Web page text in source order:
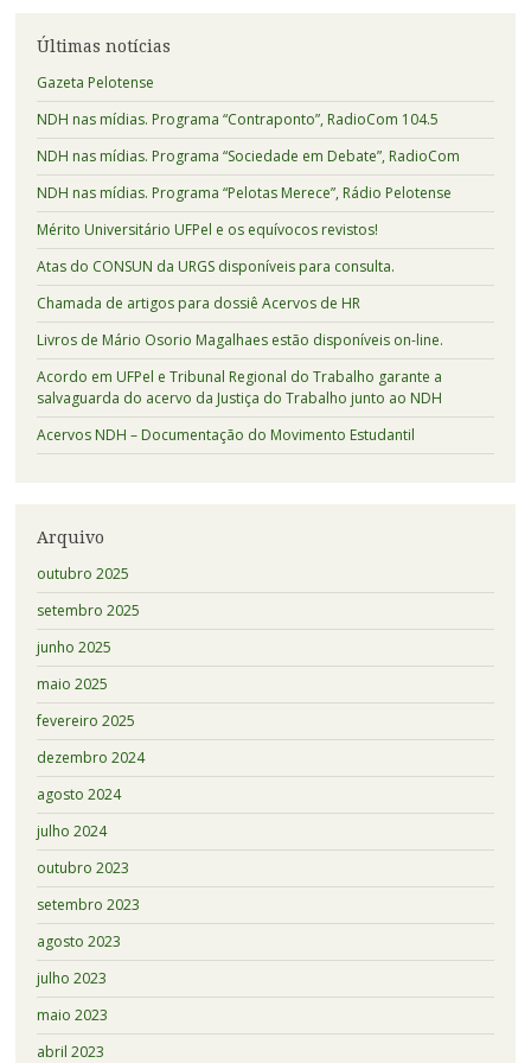
Últimas notícias
Gazeta Pelotense
NDH nas mídias. Programa “Contraponto”, RadioCom 104.5
NDH nas mídias. Programa “Sociedade em Debate”, RadioCom
NDH nas mídias. Programa “Pelotas Merece”, Rádio Pelotense
Mérito Universitário UFPel e os equívocos revistos!
Atas do CONSUN da URGS disponíveis para consulta.
Chamada de artigos para dossiê Acervos de HR
Livros de Mário Osorio Magalhaes estão disponíveis on-line.
Acordo em UFPel e Tribunal Regional do Trabalho garante a
salvaguarda do acervo da Justiça do Trabalho junto ao NDH
Acervos NDH – Documentação do Movimento Estudantil
Arquivo
outubro 2025
setembro 2025
junho 2025
maio 2025
fevereiro 2025
dezembro 2024
agosto 2024
julho 2024
outubro 2023
setembro 2023
agosto 2023
julho 2023
maio 2023
abril 2023